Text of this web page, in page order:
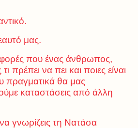
μας.
φορές που ένας άνθρωπος,
πρέπει να πει και ποιες είναι
πραγματικά θα μας
καταστάσεις από άλλη
γνωρίζεις τη Νατάσα